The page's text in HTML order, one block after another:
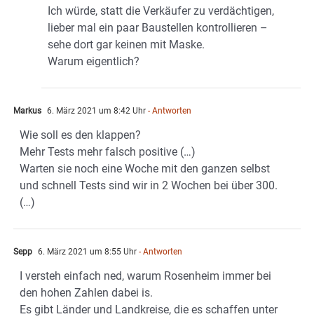
Ich würde, statt die Verkäufer zu verdächtigen,
lieber mal ein paar Baustellen kontrollieren –
sehe dort gar keinen mit Maske.
Warum eigentlich?
Markus 6. März 2021 um 8:42 Uhr - Antworten
Wie soll es den klappen?
Mehr Tests mehr falsch positive (…)
Warten sie noch eine Woche mit den ganzen selbst
und schnell Tests sind wir in 2 Wochen bei über 300.
(…)
Sepp 6. März 2021 um 8:55 Uhr - Antworten
I versteh einfach ned, warum Rosenheim immer bei
den hohen Zahlen dabei is.
Es gibt Länder und Landkreise, die es schaffen unter